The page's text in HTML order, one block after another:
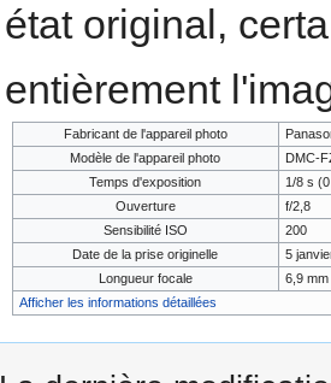
état original,
entièrement
Fabricant de l'appareil photo
Modèle de l'appareil photo
DMC-
Temps d'exposition
1/8 s
Ouverture
f/2,8
Sensibilité ISO
200
Date de la prise originelle
5
Longueur focale
6,9 mm
Afficher les informations détaillées